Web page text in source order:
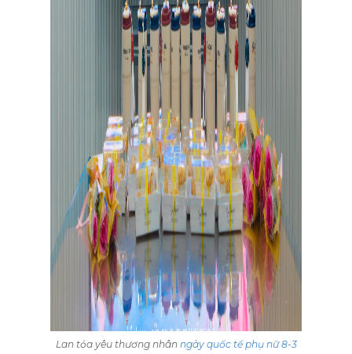
Lan tỏa yêu thương nhân ngày quốc tế phụ nữ 8-3